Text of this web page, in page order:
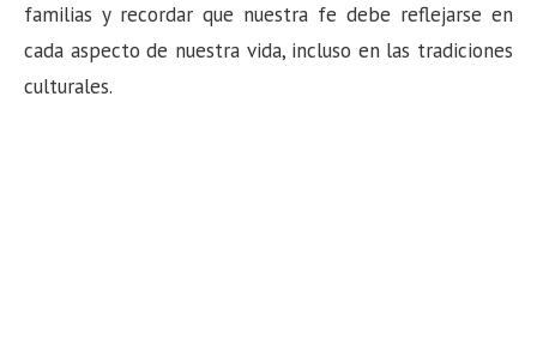
familias y recordar que nuestra fe debe reflejarse en
cada aspecto de nuestra vida, incluso en las tradiciones
culturales.